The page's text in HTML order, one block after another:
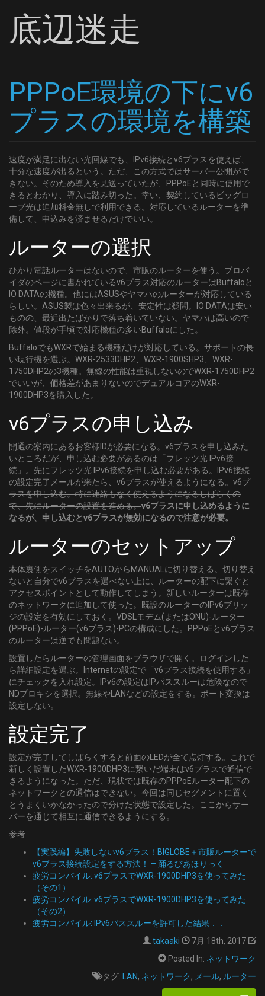
底辺迷走
PPPoE環境の下にv6
プラスの環境を構築
速度が満足に出ない光回線でも、IPv6接続とv6プラスを使えば、
十分な速度が出るという。ただ、この方式ではサーバー公開がで
きない。そのため導入を見送っていたが、PPPoEと同時に使用で
きるとわかり、導入に踏み切った。幸い、契約しているビッグロ
ーブ光は追加料金無しで利用できる。対応しているルーターを準
備して、申込みを済ませるだけでいい。
ルーターの選択
ひかり電話ルーターはないので、市販のルーターを使う。プロバ
イダのページに書かれているv6プラス対応のルーターはBuffaloと
IO DATAの機種。他にはASUSやヤマハのルーターが対応している
らしい。ASUS製は色々出来るが、安定性は疑問。IO DATAは安い
ものの、最近出たばかりで落ち着いていない。ヤマハは高いので
除外。値段が手頃で対応機種の多いBuffaloにした。
BuffaloでもWXRで始まる機種だけが対応している。サポートの長
い現行機を選ぶ。WXR-2533DHP2、WXR-1900SHP3、WXR-
1750DHP2の3機種。無線の性能は重視しないのでWXR-1750DHP2
でいいが、価格差があまりないのでデュアルコアのWXR-
1900DHP3を購入した。
v6プラスの申し込み
開通の案内にあるお客様IDが必要になる。v6プラスを申し込みた
いところだが、申し込む必要があるのは「フレッツ光 IPv6接
続」。 先にフレッツ光 IPv6接続を申し込む必要がある。 IPv6接続
の設定完了メールが来たら、v6プラスが使えるようになる。 v6プ
ラスを申し込む。特に連絡もなく使えるようになるしばらくの
で、先にルーターの設置を進める。v6プラスに申し込めるように
なるが、申し込むとv6プラスが無効になるので注意が必要。
ルーターのセットアップ
本体裏側をスイッチをAUTOからMANUALに切り替える。切り替え
ないと自分でv6プラスを選べない上に、ルーターの配下に繋ぐと
アクセスポイントとして動作してしまう。新しいルーターは既存
のネットワークに追加して使った。既設のルーターのIPv6ブリッ
ジの設定を有効にしておく。VDSLモデム(またはONU)-ルーター
(PPPoE)-ルーター(v6プラス)-PCの構成にした。PPPoEとv6プラス
のルーターは逆でも問題ない。
設置したらルーターの管理画面をブラウザで開く。ログインした
ら詳細設定を選ぶ。Internetの設定で「v6プラス接続を使用する」
にチェックを入れ設定。IPv6の設定はIPパススルーは危険なので
NDプロキシを選択。無線やLANなどの設定をする。ポート変換は
設定しない。
設定完了
設定が完了してしばらくすると前面のLEDが全て点灯する。これで
新しく設置したWXR-1900DHP3に繋いだ端末はv6プラスで通信で
きるようになった。ただ、現状では既存のPPPoEルーター配下の
ネットワークとの通信はできない。今回は同じセグメントに置く
とうまくいかなかったので分けた状態で設定した。ここからサー
バーを通じて相互に通信できるようにする。
参考
【実践編】失敗しないv6プラス！BIGLOBE＋市販ルーターで
v6プラス接続設定をする方法！ – 踊るびあほりっく
疲労コンパイル: v6プラスでWXR-1900DHP3を使ってみた
（その1）
疲労コンパイル: v6プラスでWXR-1900DHP3を使ってみた
（その2）
疲労コンパイル: IPv6パススルーを許可した結果．．
takaaki
7月 18th, 2017
Posted In: ネットワーク
タグ:
LAN, ネットワーク, メール, ルーター